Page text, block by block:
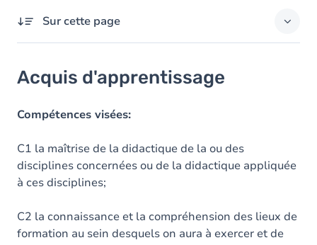
Sur cette page
Objectifs
Contenu
Acquis d'apprentissage
Compétences visées:
C1 la maîtrise de la didactique de la ou des
disciplines concernées ou de la didactique appliquée
à ces disciplines;
C2 la connaissance et la compréhension des lieux de
formation au sein desquels on aura à exercer et de